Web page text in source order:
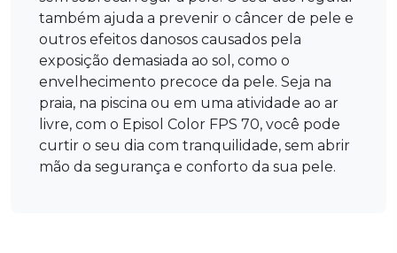
também ajuda a prevenir o câncer de pele e
outros efeitos danosos causados pela
exposição demasiada ao sol, como o
envelhecimento precoce da pele. Seja na
praia, na piscina ou em uma atividade ao ar
livre, com o Episol Color FPS 70, você pode
curtir o seu dia com tranquilidade, sem abrir
mão da segurança e conforto da sua pele.